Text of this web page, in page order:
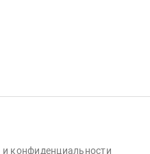
и конфиденциальности